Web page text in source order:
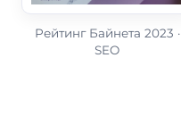
Рейтинг Байнета 2023 ·
SEO